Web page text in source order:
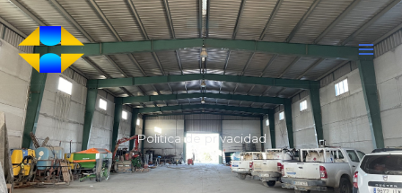
Ir
al
contenido
Política de privacidad